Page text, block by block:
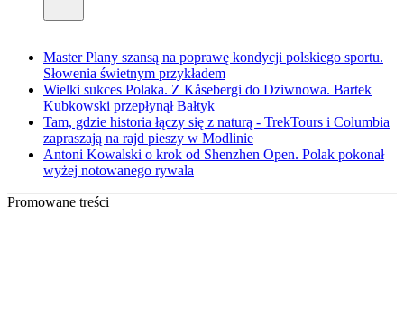
Master Plany szansą na poprawę kondycji polskiego sportu.
Słowenia świetnym przykładem
Wielki sukces Polaka. Z Kåsebergi do Dziwnowa. Bartek
Kubkowski przepłynął Bałtyk
Tam, gdzie historia łączy się z naturą - TrekTours i Columbia
zapraszają na rajd pieszy w Modlinie
Antoni Kowalski o krok od Shenzhen Open. Polak pokonał
wyżej notowanego rywala
Promowane treści